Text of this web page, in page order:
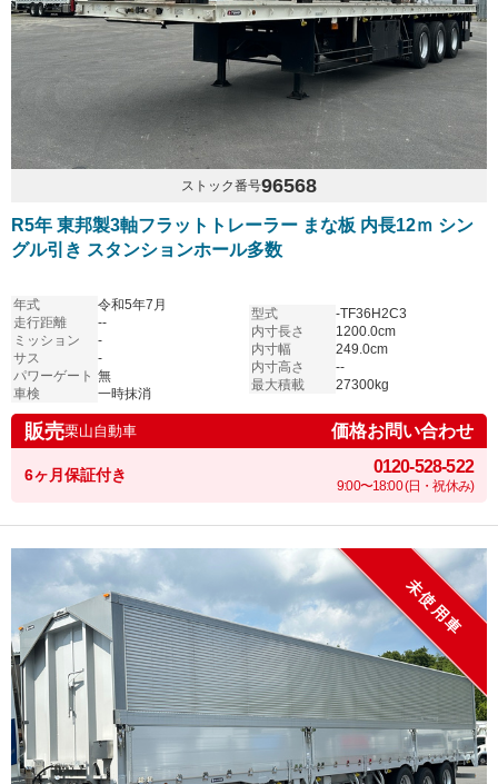
ストック番号96568
R5年 東邦製3軸フラットトレーラー まな板 内長12ｍ シン
グル引き スタンションホール多数
年式
令和5年7月
走行距離
--
ミッション
-
サス
-
パワーゲート 無
車検
一時抹消
型式
-TF36H2C3
内寸長さ
1200.0cm
内寸幅
249.0cm
内寸高さ
--
最大積載
27300kg
販売栗山自動車 価格お問い合わせ
6ヶ月保証付き 0120-528-522
9:00〜18:00 (日・祝休み)
未使用車